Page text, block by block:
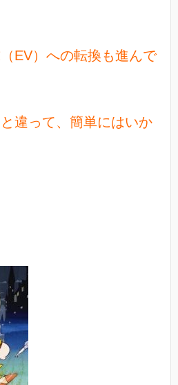
EV）への転換も進んで
って、簡単にはいか